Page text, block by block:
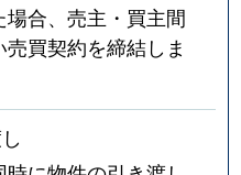
合、売主・買主間
買契約を締結しま